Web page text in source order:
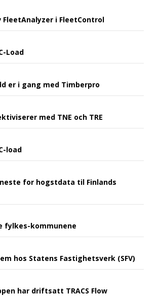
FleetAnalyzer i FleetControl
Load
er i gang med Timberpro
med TNE och TRE
load
for hogstdata til Finlands
fylkes-kommunene
hos Statens Fastighetsverk (SFV)
har driftsatt TRACS Flow